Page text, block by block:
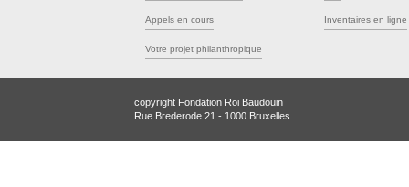
Appels en cours
Votre projet philanthropique
Inventaires en ligne
copyright Fondation Roi Baudouin
Rue Brederode 21 - 1000 Bruxelles